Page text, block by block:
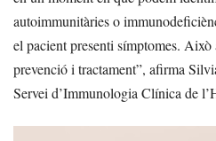
autoimmunitàries o
el pacient presenti símptomes.
prevenció i tractament”, afirma
Servei d’Immunologia Clínica de